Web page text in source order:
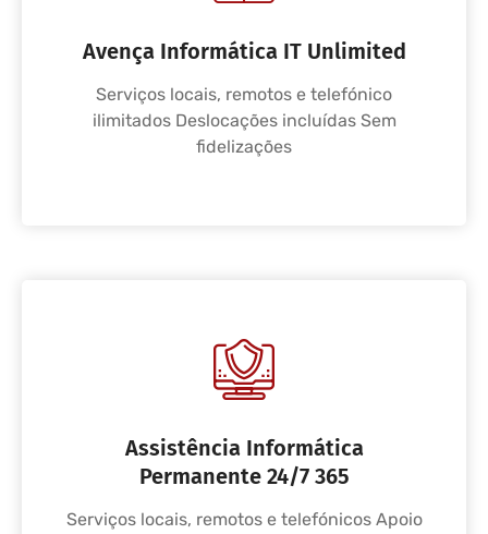
Avença Informática IT Unlimited
Serviços locais, remotos e telefónico
ilimitados Deslocações incluídas Sem
fidelizações
Assistência Informática
Permanente 24/7 365
Serviços locais, remotos e telefónicos Apoio